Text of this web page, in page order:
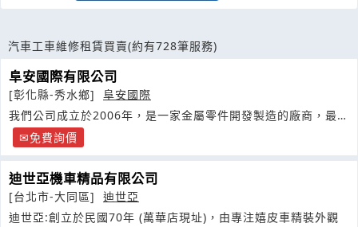
汽車工車維修租賃買賣(約有728筆服務)
阜安國際有限公司
[彰化縣-秀水鄉]
阜安國際
我們公司成立於2006年，是一家金屬零件開發製造的廠商，最專
業於鋁合金部分的應用設計
免費詢價
迪世亞機車精品有限公司
[台北市-大同區]
迪世亞
迪世亞:創立於民國70年 (萬華店現址)，由專注嬉皮車精裝外觀